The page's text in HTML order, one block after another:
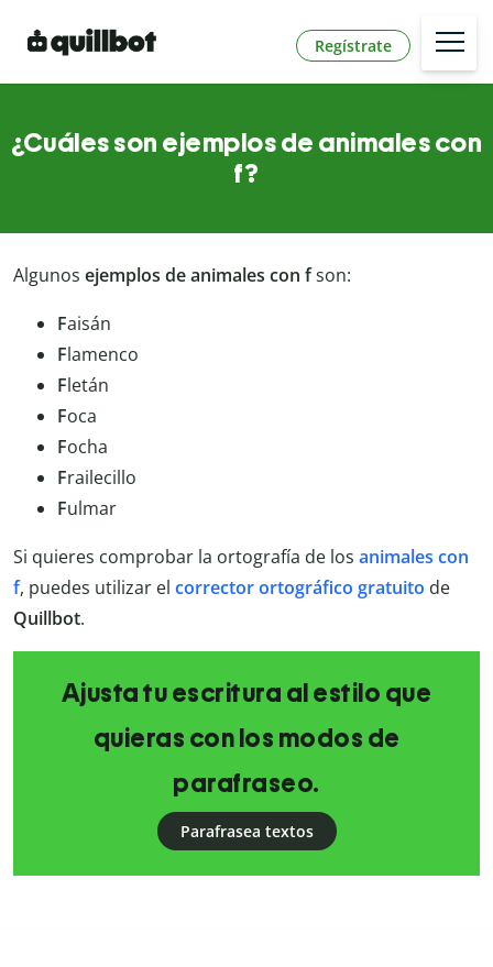
Regístrate
¿Cuáles son ejemplos de animales con
f?
Algunos ejemplos de animales con fson:
Faisán
Flamenco
Fletán
Foca
Focha
Frailecillo
Fulmar
Si quieres comprobar la ortografía de los animales con
f, puedes utilizar el corrector ortográfico gratuito de
Quillbot.
Ajusta tu escritura al estilo que
quieras con los modos de
parafraseo.
Parafrasea textos